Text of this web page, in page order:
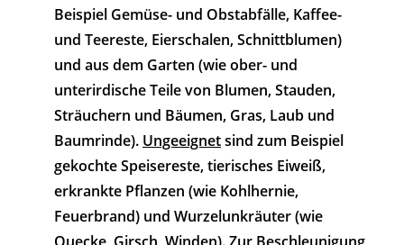
Beispiel Gemüse- und Obstabfälle, Kaffee-
und Teereste, Eierschalen, Schnittblumen)
und aus dem Garten (wie ober- und
unterirdische Teile von Blumen, Stauden,
Sträuchern und Bäumen, Gras, Laub und
Baumrinde). Ungeeignetsind zum Beispiel
gekochte Speisereste, tierisches Eiweiß,
erkrankte Pflanzen (wie Kohlhernie,
Feuerbrand) und Wurzelunkräuter (wie